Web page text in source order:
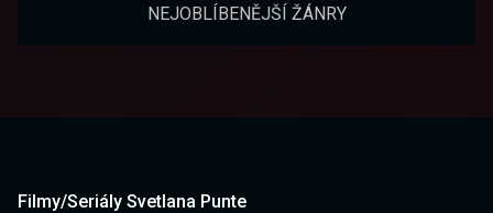
NEJOBLÍBENĚJŠÍ ŽÁNRY
Filmy/Seriály Svetlana Punte